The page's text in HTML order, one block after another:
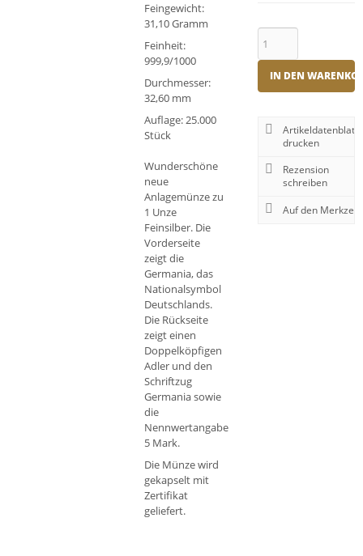
Feingewicht:
31,10 Gramm
Feinheit:
999,9/1000
Durchmesser:
32,60 mm
Auflage: 25.000
Stück
Wunderschöne
neue
Anlagemünze zu
1 Unze
Feinsilber. Die
Vorderseite
zeigt die
Germania, das
Nationalsymbol
Deutschlands.
Die Rückseite
zeigt einen
Doppelköpfigen
Adler und den
Schriftzug
Germania sowie
die
Nennwertangabe
5 Mark.
Die Münze wird
gekapselt mit
Zertifikat
geliefert.
IN DEN
Artikeldatenblatt
drucken
Rezension
schreiben